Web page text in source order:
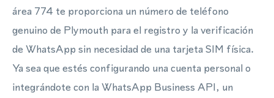
área 774 te proporciona un número de teléfono
genuino de Plymouth para el registro y la verificación
de WhatsApp sin necesidad de una tarjeta SIM física.
Ya sea que estés configurando una cuenta personal o
integrándote con la WhatsApp Business API, un